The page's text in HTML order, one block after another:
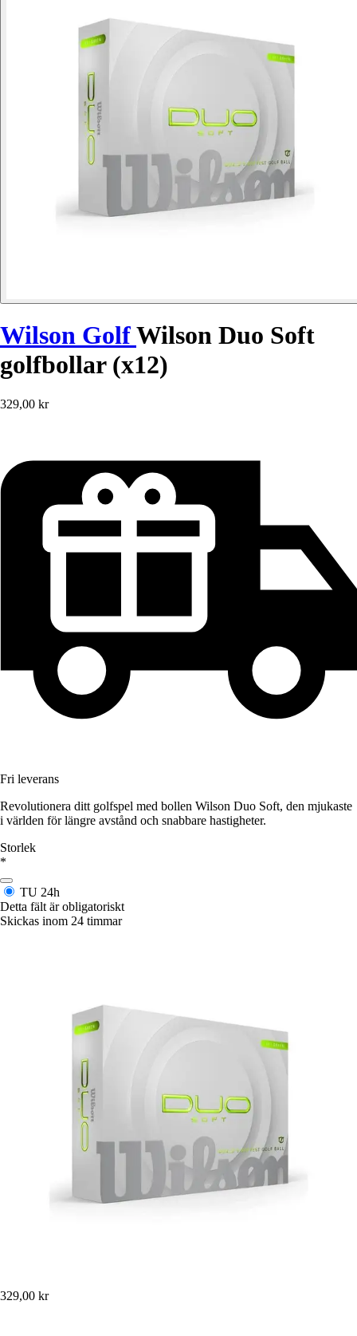
Wilson GolfWilson Duo Soft
golfbollar (x12)
329,00 kr
Fri leverans
Revolutionera ditt golfspel med bollen Wilson Duo Soft, den mjukaste
i världen för längre avstånd och snabbare hastigheter.
Storlek
*
TU 24h
Detta fält är obligatoriskt
Skickas inom 24 timmar
329,00 kr